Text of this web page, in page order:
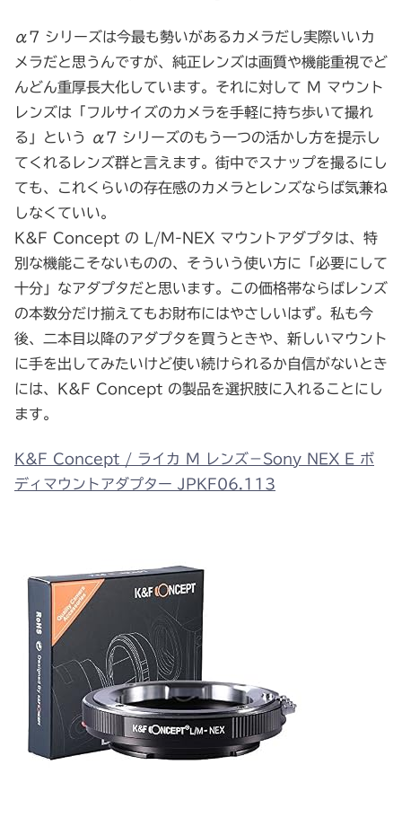
α7 シリーズは今最も勢いがあるカメラだし実際いいカ
メラだと思うんですが、純正レンズは画質や機能重視でど
んどん重厚長大化しています。それに対して M マウント
レンズは「フルサイズのカメラを手軽に持ち歩いて撮れ
る」という α7 シリーズのもう一つの活かし方を提示し
てくれるレンズ群と言えます。街中でスナップを撮るにし
ても、これくらいの存在感のカメラとレンズならば気兼ね
しなくていい。
K&F Concept の L/M-NEX マウントアダプタは、特
別な機能こそないものの、そういう使い方に「必要にして
十分」なアダプタだと思います。この価格帯ならばレンズ
の本数分だけ揃えてもお財布にはやさしいはず。私も今
後、二本目以降のアダプタを買うときや、新しいマウント
に手を出してみたいけど使い続けられるか自信がないとき
には、K&F Concept の製品を選択肢に入れることにし
ます。
K&F Concept / ライカ M レンズ－Sony NEX E ボ
ディマウントアダプター JPKF06.113